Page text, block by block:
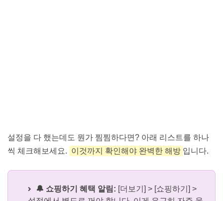
설정을 다 했는데도 뭔가 찜찜하다면? 아래 리스트를 하나
씩 체크해보세요. 이것까지 확인해야 완벽한 해방 입니다.
🔔 쇼핑하기 혜택 알림: [더보기] > [쇼핑하기] >